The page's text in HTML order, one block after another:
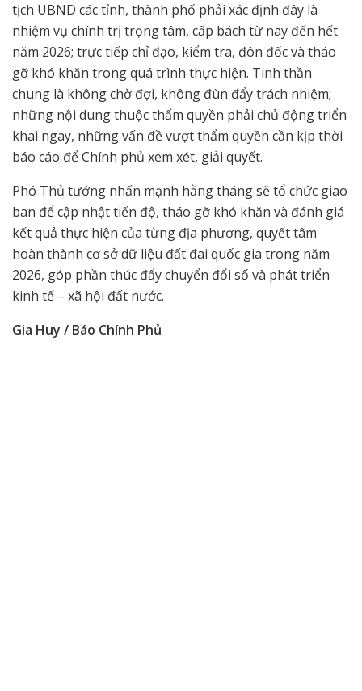
tịch UBND các tỉnh, thành phố phải xác định đây là
nhiệm vụ chính trị trọng tâm, cấp bách từ nay đến hết
năm 2026; trực tiếp chỉ đạo, kiểm tra, đôn đốc và tháo
gỡ khó khăn trong quá trình thực hiện. Tinh thần
chung là không chờ đợi, không đùn đẩy trách nhiệm;
những nội dung thuộc thẩm quyền phải chủ động triển
khai ngay, những vấn đề vượt thẩm quyền cần kịp thời
báo cáo để Chính phủ xem xét, giải quyết.
Phó Thủ tướng nhấn mạnh hằng tháng sẽ tổ chức giao
ban để cập nhật tiến độ, tháo gỡ khó khăn và đánh giá
kết quả thực hiện của từng địa phương, quyết tâm
hoàn thành cơ sở dữ liệu đất đai quốc gia trong năm
2026, góp phần thúc đẩy chuyển đổi số và phát triển
kinh tế – xã hội đất nước.
Gia Huy / Báo Chính Phủ